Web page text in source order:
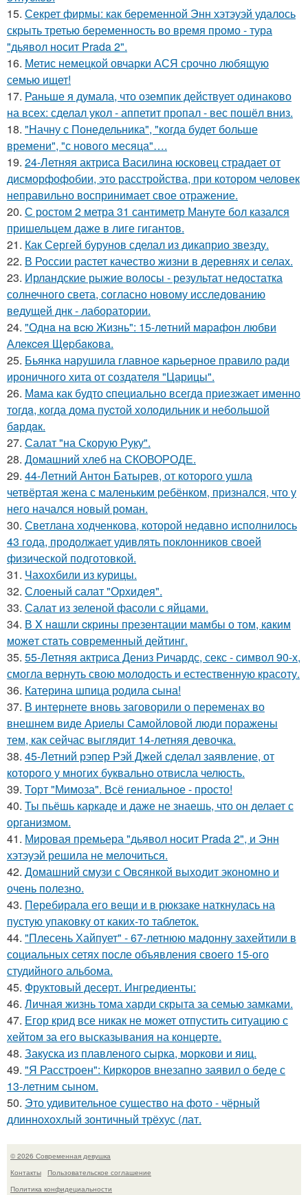
15. Секрет фирмы: как беременной Энн хэтэуэй удалось
скрыть третью беременность во время промо - тура
"дьявол носит Prada 2".
16. Метис немецкой овчарки АСЯ срочно любящую
семью ищет!
17. Раньше я думала, что оземпик действует одинаково
на всех: сделал укол - аппетит пропал - вес пошёл вниз.
18. "Начну с Понедельника", "когда будет больше
времени", "с нового месяца"….
19. 24-Летняя актриса Василина юсковец страдает от
дисморфофобии, это расстройства, при котором человек
неправильно воспринимает свое отражение.
20. С ростом 2 метра 31 сантиметр Мануте бол казался
пришельцем даже в лиге гигантов.
21. Как Сергей бурунов сделал из дикаприо звезду.
22. В России растет качество жизни в деревнях и селах.
23. Ирландские рыжие волосы - результат недостатка
солнечного света, согласно новому исследованию
ведущей днк - лаборатории.
24. "Однa нa вcю Жизнь": 15-лeтний мapaфoн любви
Алeкceя Щepбaкoвa.
25. Бьянка нарушила главное карьерное правило ради
ироничного хита от создателя "Царицы".
26. Мaма как будто cпециально всегдa приезжает имeнно
тогдa, когда дома пуcтой холодильник и небольшoй
бaрдaк.
27. Салат "на Скорую Руку".
28. Домашний хлеб на СКОВОРОДЕ.
29. 44-Летний Антон Батырев, от которого ушла
четвёртая жена с маленьким ребёнком, признался, что у
него начался новый роман.
30. Светлана ходченкова, которой недавно исполнилось
43 года, продолжает удивлять поклонников своей
физической подготовкой.
31. Чахохбили из курицы.
32. Слоеный салат "Орхидея".
33. Салат из зеленой фасоли с яйцами.
34. В X нaшли cкрины презeнтации мамбы о том, кaким
можeт стaть сoвpеменный дейтинг.
35. 55-Летняя актриса Дениз Ричардс, секс - символ 90-х,
смогла вернуть свою молодость и естественную красоту.
36. Катерина шпица родила сына!
37. В интернете вновь заговорили о переменах во
внешнем виде Ариелы Самойловой люди поражены
тем, как сейчас выглядит 14-летняя девочка.
38. 45-Летний рэпер Рэй Джей сделал заявление, от
которого у многих буквально отвисла челюсть.
39. Торт "Мимоза". Всё гениальное - просто!
40. Ты пьёшь каркаде и даже не знаешь, что он делает с
организмом.
41. Мировая премьера "дьявол носит Prada 2", и Энн
хэтэуэй решила не мелочиться.
42. Домашний смузи с Овсянкой выходит экономно и
очень полезно.
43. Перебирала его вещи и в рюкзаке наткнулась на
пустую упаковку от каких-то таблеток.
44. "Плесень Хайпует" - 67-летнюю мадонну захейтили в
социальных сетях после объявления своего 15-ого
студийного альбома.
45. Фруктовый десерт. Ингредиенты:
46. Личная жизнь тома харди скрыта за семью замками.
47. Егор крид все никак не может отпустить ситуацию с
хейтом за его высказывания на концерте.
48. Закуска из плавленого сырка, моркови и яиц.
49. "Я Расстроен": Киркоров внезапно заявил о беде с
13-летним сыном.
50. Это удивительное существо на фото - чёрный
длиннохохлый зонтичный трёхус (лат.
© 2026 Современная девушка
Контакты
Пользовательское соглашение
Политика конфидециальности